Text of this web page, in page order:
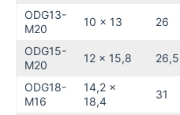
ODG13-
M20
10 x 13 26
ODG15-
M20
12 x 15,8 26,5
ODG18-
M16
14,2 x
18,4
31